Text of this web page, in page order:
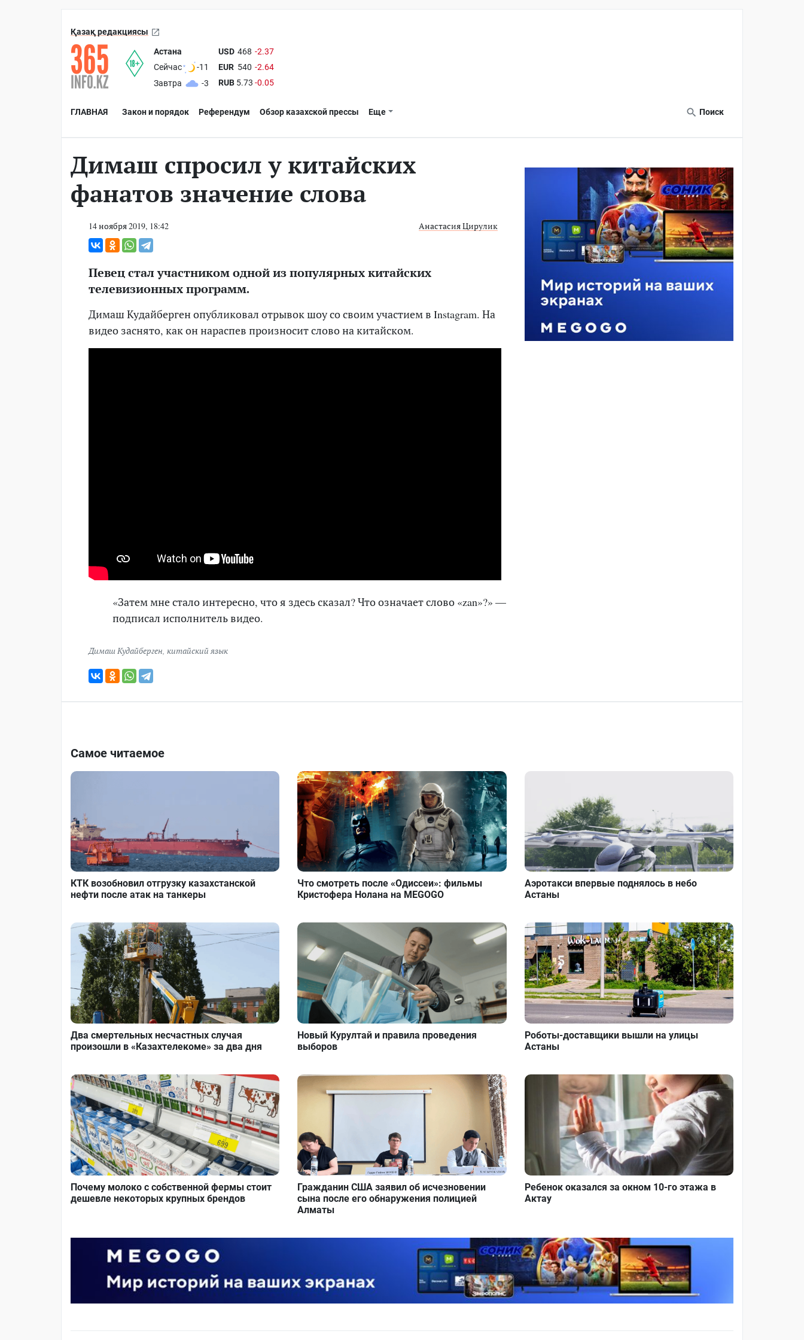
Қазақ редакциясы
Астана
Сейчас
-11
Завтра
-3
USD 468 -2.37
EUR 540 -2.64
RUB 5.73 -0.05
ГЛАВНАЯ Закон и порядок Референдум Обзор казахской прессы Еще Поиск
Димаш спросил у китайских
фанатов значение слова
14 ноября 2019, 18:42 Анастасия Цирулик
Певец стал участником одной из популярных китайских
телевизионных программ.
Димаш Кудайберген опубликовал отрывок шоу со своим участием в Instagram. На
видео заснято, как он нараспев произносит слово на китайском.
«Затем мне стало интересно, что я здесь сказал? Что означает слово «zan»?» —
подписал исполнитель видео.
Димаш Кудайберген китайский язык
Самое читаемое
КТК возобновил отгрузку казахстанской
нефти после атак на танкеры
Что смотреть после «Одиссеи»: фильмы
Кристофера Нолана на MEGOGO
Аэротакси впервые поднялось в небо
Астаны
Два смертельных несчастных случая
произошли в «Казахтелекоме» за два дня
Новый Курултай и правила проведения
выборов
Роботы-доставщики вышли на улицы
Астаны
Почему молоко с собственной фермы стоит
дешевле некоторых крупных брендов
Гражданин США заявил об исчезновении
сына после его обнаружения полицией
Алматы
Ребенок оказался за окном 10-го этажа в
Актау